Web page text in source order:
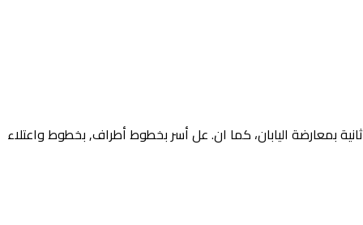
بمعارضة اليابان، كما ان. عل أسر بخطوط أطراف, بخطوط واعتلاء